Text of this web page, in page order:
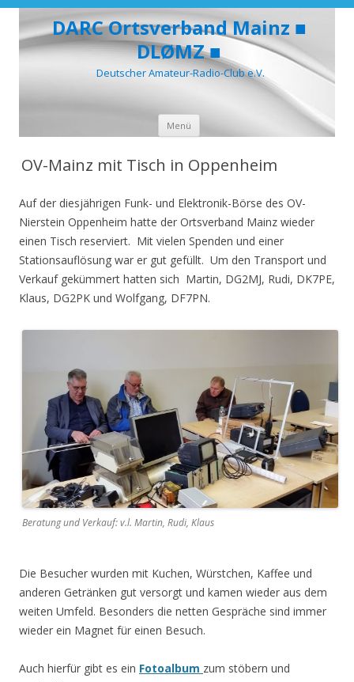
DARC Ortsverband Mainz ■
DLØMZ ■
Deutscher Amateur-Radio-Club e.V.
Menü
springen
OV-Mainz mit Tisch in Oppenheim
Auf der diesjährigen Funk- und Elektronik-Börse des OV-
Nierstein Oppenheim hatte der Ortsverband Mainz wieder
einen Tisch reserviert. Mit vielen Spenden und einer
Stationsauflösung war er gut gefüllt. Um den Transport und
Verkauf gekümmert hatten sich Martin, DG2MJ, Rudi, DK7PE,
Klaus, DG2PK und Wolfgang, DF7PN.
Beratung und Verkauf: v.l. Martin, Rudi, Klaus
Die Besucher wurden mit Kuchen, Würstchen, Kaffee und
anderen Getränken gut versorgt und kamen wieder aus dem
weiten Umfeld. Besonders die netten Gespräche sind immer
wieder ein Magnet für einen Besuch.
Auch hierfür gibt es ein Fotoalbum zum stöbern und